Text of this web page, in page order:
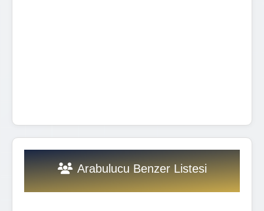
Arabulucu Benzer Listesi